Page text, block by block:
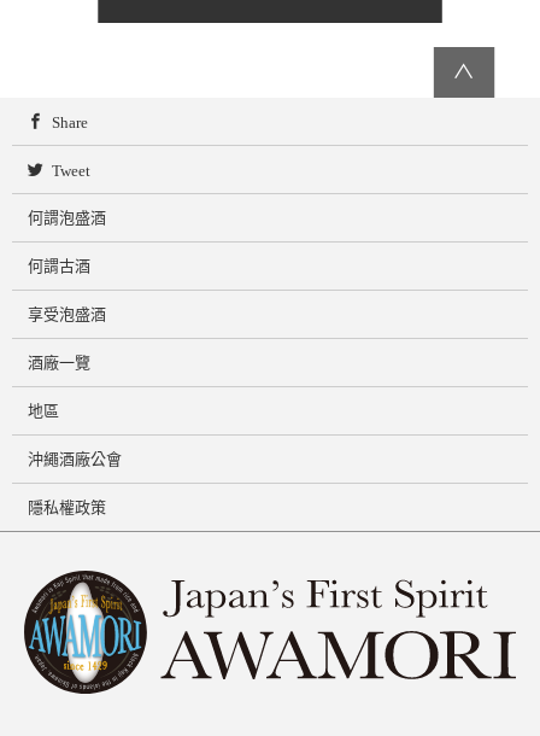
∧
Share
Tweet
何謂泡盛酒
何謂古酒
享受泡盛酒
酒廠一覽
地區
沖繩酒廠公會
隱私權政策